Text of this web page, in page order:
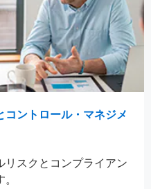
ントロール・マネジメ
リスクとコンプライアン